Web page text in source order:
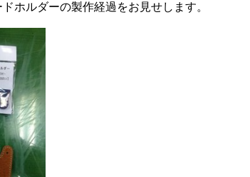
ホルダーの製作経過をお見せします。